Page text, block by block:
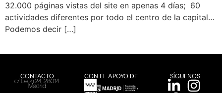
32.000 páginas vistas del site en apenas 4 días; 60
actividades diferentes por todo el centro de la capital…
Podemos decir […]
CONTACTO
c/ León 24, 28014
Madrid
CON EL APOYO DE SÍGUENOS